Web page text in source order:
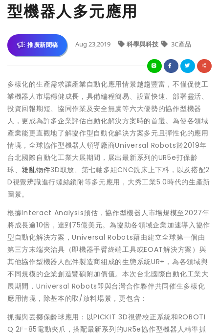
型機器人多元應用
推廣新聞稿 Aug 23,2019 科學與科技 3C產品
多樣化的生產需求讓產業自動化應用情景越趨豐富，不僅促使工
業機器人市場穩健成長，具備編程簡易、設置快速、部署靈活、
投資回報期短、協同作業及安全無虞等六大優勢的協作型機器
人，更成為許多企業評估自動化解決方案時的首選。為使各領域
產業能更直觀地了解協作型自動化解決方案多元且彈性化的應用
情境，全球協作型機器人領導廠商Universal Robots於2019年
台北國際自動化工業大展期間，展出最新系列的UR5e打保齡
球、雜亂物件3D取放、第七軸多組CNC銑床上下料，以及搭配2
D視覺辨識進行螺絲鎖附等多元應用，大秀工業5.0時代的生產新
圖景。
根據Interact Analysis預估，協作型機器人市場規模至2027年
將成長逾10倍，達到75億美元。為協助各領域企業加速導入協作
型自動化解決方案，Universal Robots藉由建立全球第一個由
第三方末端夾治具（即機器手臂終端工具或EOAT解決方案）與
其他協作型機器人配件製造商組成的生態系統UR+，為各領域與
不同規模的企業創造豐碩附加價值。本次台北國際自動化工業大
展期間，Universal Robots即與台灣合作夥伴共同催生多樣化
應用情境，除基本的取/放料場景，更包含：
抓握與丟擲保齡球應用：以PICKIT 3D視覺校正系統和ROBOTI
Q 2F-85電動夾爪，搭配最新系列的UR5e協作型機器人精準抓